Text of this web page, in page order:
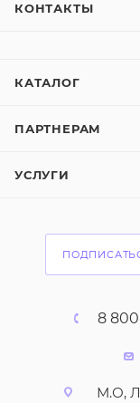
КОНТАКТЫ
КАТАЛОГ
ПАРТНЕРАМ
УСЛУГИ
8 800
М.О,